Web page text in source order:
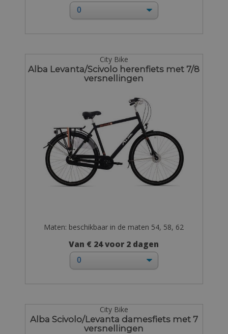
City Bike
Alba Levanta/Scivolo herenfiets met 7/8
versnellingen
Maten: beschikbaar in de maten 54, 58, 62
Van € 24 voor 2 dagen
City Bike
Alba Scivolo/Levanta damesfiets met 7
versnellingen